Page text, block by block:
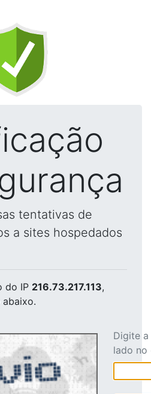
tentativas de
a sites hospedados
do IP 216.73.217.113,
Digite
lado no